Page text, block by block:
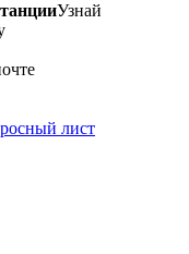
Узнай
лист